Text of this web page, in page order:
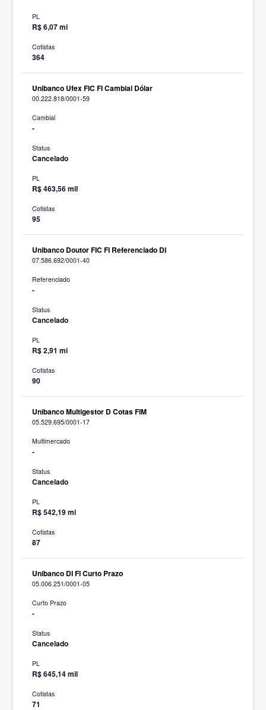
PL
R$ 6,07 mi
Cotistas
364
Unibanco Ufex FIC FI Cambial Dólar
00.222.818/0001-59
Cambial
-
Status
Cancelado
PL
R$ 463,56 mil
Cotistas
95
Unibanco Doutor FIC FI Referenciado DI
07.586.692/0001-40
Referenciado
-
Status
Cancelado
PL
R$ 2,91 mi
Cotistas
90
Unibanco Multigestor D Cotas FIM
05.529.695/0001-17
Multimercado
-
Status
Cancelado
PL
R$ 542,19 mi
Cotistas
87
Unibanco DI FI Curto Prazo
05.006.251/0001-05
Curto Prazo
-
Status
Cancelado
PL
R$ 645,14 mil
Cotistas
71